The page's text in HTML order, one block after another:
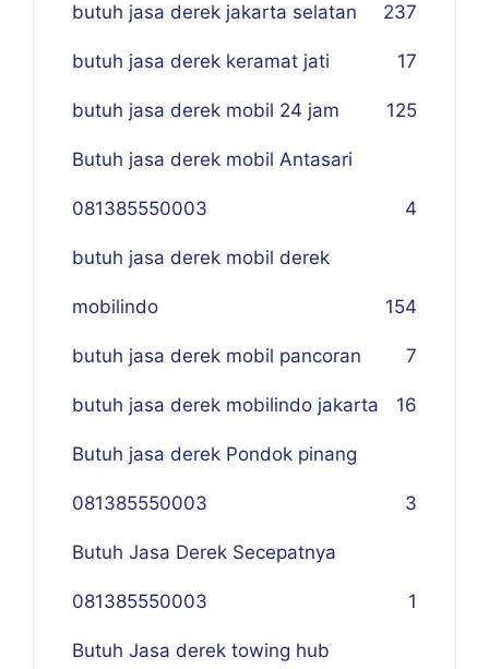
butuh jasa derek jakarta selatan 237
butuh jasa derek keramat jati 17
butuh jasa derek mobil 24 jam 125
Butuh jasa derek mobil Antasari
081385550003 4
butuh jasa derek mobil derek
mobilindo 154
butuh jasa derek mobil pancoran 7
butuh jasa derek mobilindo jakarta 16
Butuh jasa derek Pondok pinang
081385550003 3
Butuh Jasa Derek Secepatnya
081385550003 1
Butuh Jasa derek towing hub